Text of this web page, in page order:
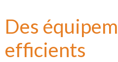
Des
efficients